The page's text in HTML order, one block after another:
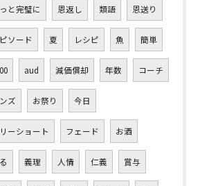
と完璧に 恩返し 類語 恩送り
ソード 夏 レシピ 魚 簡単
aud 減価償却 年数 コーチ
ズ お祭り 今日
ーショート フェード お酒
義理 人情 仁義 賞与